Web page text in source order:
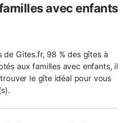
avec enfants
de Gites.fr, 98 % des gîtes à
aux familles avec enfants, il
le gîte idéal pour vous